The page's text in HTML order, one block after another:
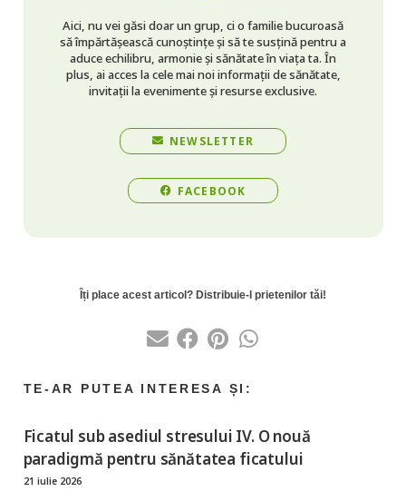
Ficatul sub asediul stresului IV. O nouă
paradigmă pentru sănătatea ficatului
21 iulie 2026
Aici, nu vei găsi doar un grup, ci o familie bucuroasă
să împărtășească cunoștințe și să te susțină pentru a
aduce echilibru, armonie și sănătate în viața ta. În
plus, ai acces la cele mai noi informații de sănătate,
invitații la evenimente și resurse exclusive.
NEWSLETTER
FACEBOOK